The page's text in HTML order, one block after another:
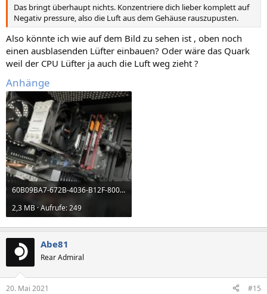
Das bringt überhaupt nichts. Konzentriere dich lieber komplett auf
Negativ pressure, also die Luft aus dem Gehäuse rauszupusten.
Also könnte ich wie auf dem Bild zu sehen ist , oben noch
einen ausblasenden Lüfter einbauen? Oder wäre das Quark
weil der CPU Lüfter ja auch die Luft weg zieht ?
Anhänge
60B09BA7-672B-4036-B12F-800C21AF663E.jpeg
2,3 MB · Aufrufe: 249
Abe81
Rear Admiral
20. Mai 2021 #15